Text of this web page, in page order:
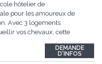
hôtelier de
pour les amoureux de
Avec 3 logements
vos chevaux, cette
logements confortables :
avec...
DEMANDE
D'INFOS